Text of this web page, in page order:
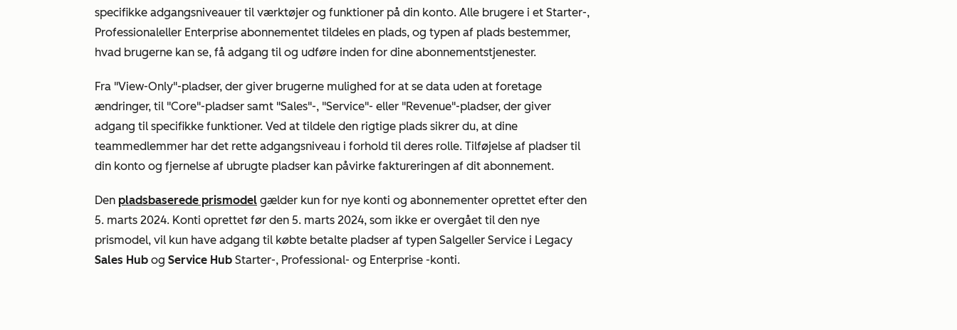
specifikke adgangsniveauer til værktøjer og funktioner på din konto. Alle brugere i et Starter-,
Professionaleller Enterprise abonnementet tildeles en plads, og typen af plads bestemmer,
hvad brugerne kan se, få adgang til og udføre inden for dine abonnementstjenester.
Fra "View-Only"-pladser, der giver brugerne mulighed for at se data uden at foretage
ændringer, til "Core"-pladser samt "Sales"-, "Service"- eller "Revenue"-pladser, der giver
adgang til specifikke funktioner. Ved at tildele den rigtige plads sikrer du, at dine
teammedlemmer har det rette adgangsniveau i forhold til deres rolle. Tilføjelse af pladser til
din konto og fjernelse af ubrugte pladser kan påvirke faktureringen af dit abonnement.
Den pladsbaserede prismodel gælder kun for nye konti og abonnementer oprettet efter den
5. marts 2024. Konti oprettet før den 5. marts 2024, som ikke er overgået til den nye
prismodel, vil kun have adgang til købte betalte pladser af typen Salgeller Service i Legacy
Sales Hub og Service Hub Starter-, Professional- og Enterprise -konti.